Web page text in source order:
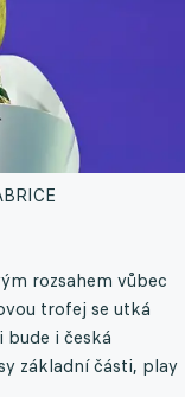
rozsahem vůbec
trofej se utká
i česká
základní části, play